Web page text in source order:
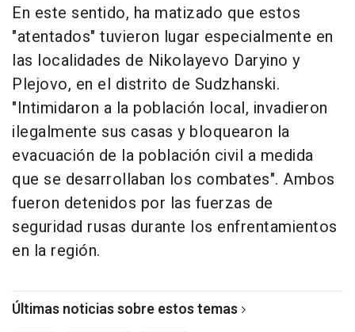
En este sentido, ha matizado que estos
"atentados" tuvieron lugar especialmente en
las localidades de Nikolayevo Daryino y
Plejovo, en el distrito de Sudzhanski.
"Intimidaron a la población local, invadieron
ilegalmente sus casas y bloquearon la
evacuación de la población civil a medida
que se desarrollaban los combates". Ambos
fueron detenidos por las fuerzas de
seguridad rusas durante los enfrentamientos
en la región.
Últimas noticias sobre estos temas